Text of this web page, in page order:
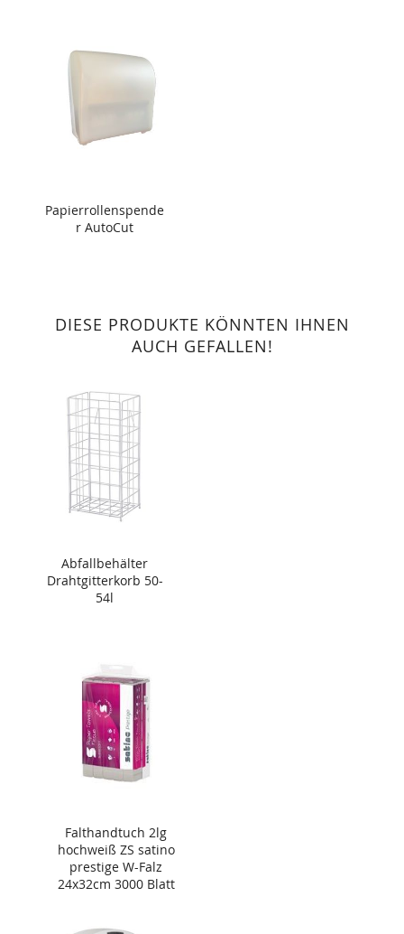
Papierrollenspende
r AutoCut
DIESE PRODUKTE KÖNNTEN IHNEN
AUCH GEFALLEN!
Abfallbehälter
Drahtgitterkorb 50-
54l
Falthandtuch 2lg
hochweiß ZS satino
prestige W-Falz
24x32cm 3000 Blatt